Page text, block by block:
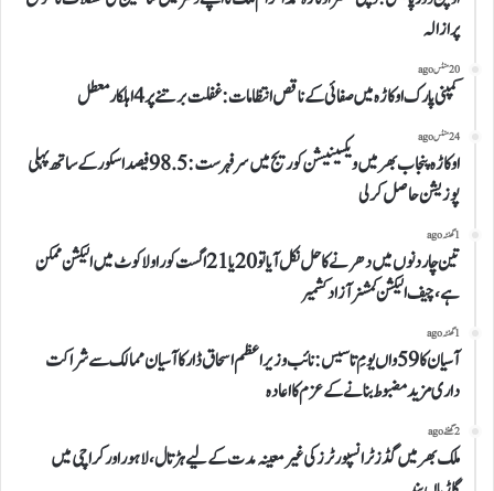
پر ازالہ
20 منٹس ago
کمپنی پارک اوکاڑہ میں صفائی کے ناقص انتظامات: غفلت برتنے پر 4 اہلکار معطل
24 منٹس ago
اوکاڑہ پنجاب بھر میں ویکسینیشن کوریج میں سرفہرست: 98.5 فیصد اسکور کے ساتھ پہلی
پوزیشن حاصل کر لی
1 گھنٹہ ago
تین چار دنوں میں دھرنے کا حل نکل آیا تو 20 یا 21 اگست کو راولاکوٹ میں الیکشن ممکن
ہے، چیف الیکشن کمشنر آزاد کشمیر
1 گھنٹہ ago
آسیان کا 59واں یومِ تاسیس: نائب وزیراعظم اسحاق ڈار کا آسیان ممالک سے شراکت
داری مزید مضبوط بنانے کے عزم کا اعادہ
2 گھنٹے ago
ملک بھر میں گڈز ٹرانسپورٹرز کی غیر معینہ مدت کے لیے ہڑتال، لاہور اور کراچی میں